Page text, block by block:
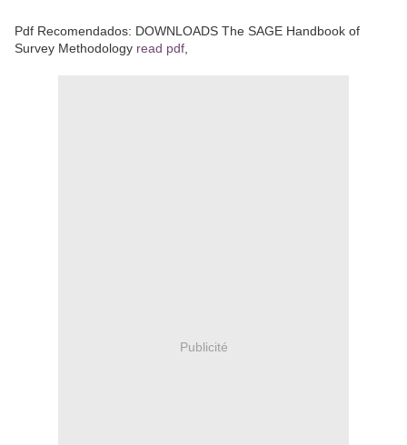
Pdf Recomendados: DOWNLOADS The SAGE Handbook of
Survey Methodology read pdf
Publicité